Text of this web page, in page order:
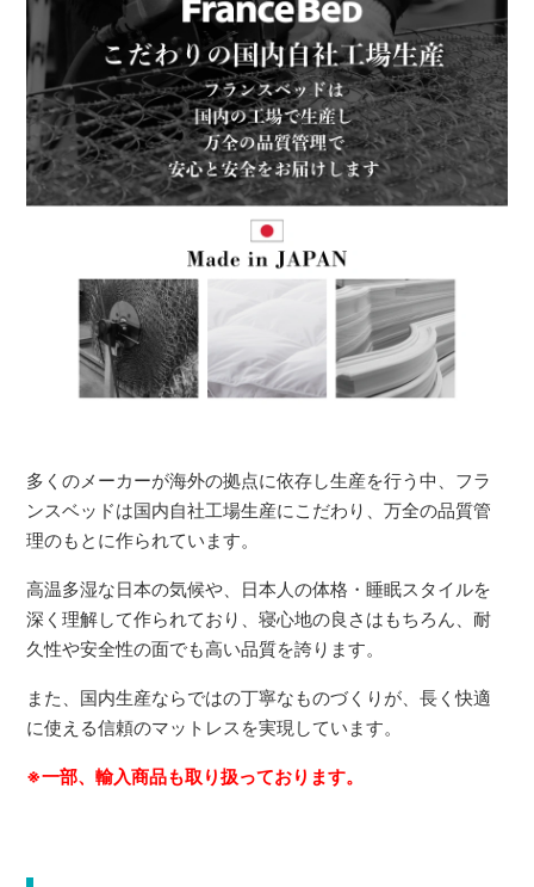
多くのメーカーが海外の拠点に依存し生産を行う中、フラ
ンスベッドは国内自社工場生産にこだわり、万全の品質管
理のもとに作られています。
高温多湿な日本の気候や、日本人の体格・睡眠スタイルを
深く理解して作られており、寝心地の良さはもちろん、耐
久性や安全性の面でも高い品質を誇ります。
また、国内生産ならではの丁寧なものづくりが、長く快適
に使える信頼のマットレスを実現しています。
※一部、輸入商品も取り扱っております。